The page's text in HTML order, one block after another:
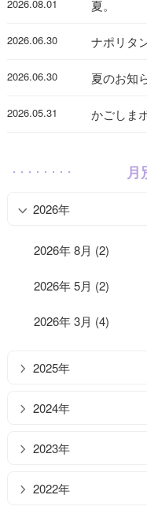
2026.08.01 夏。
2026.06.30 ナポリタ
2026.06.30 夏のお知
2026.05.31 かごしま
月
2026年
2026年 8月 (2)
2026年 5月 (2)
2026年 3月 (4)
2025年
2024年
2023年
2022年